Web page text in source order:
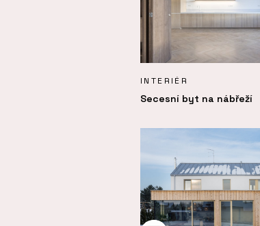
INTERIÉR
Secesní byt na nábřeží